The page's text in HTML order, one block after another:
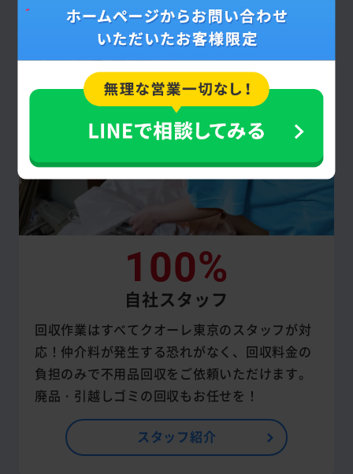
提示した見積額通りです。
100%
自社スタッフ
回収作業はすべてクオーレ東京のスタッフが対
応！仲介料が発生する恐れがなく、回収料金の
負担のみで不用品回収をご依頼いただけます。
廃品・引越しゴミの回収もお任せを！
スタッフ紹介